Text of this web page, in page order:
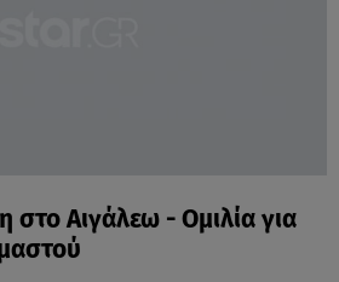
στο Αιγάλεω - Ομιλία για